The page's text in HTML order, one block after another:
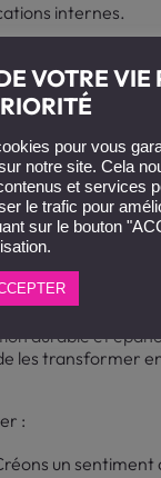
internes.
vidéo de
le taux
mille mots, et une
:
talents est
durable et
les transformer
:
un
VOTRE VIE
pour vous
notre site. Cela
et services
le trafic pour
sur le bouton